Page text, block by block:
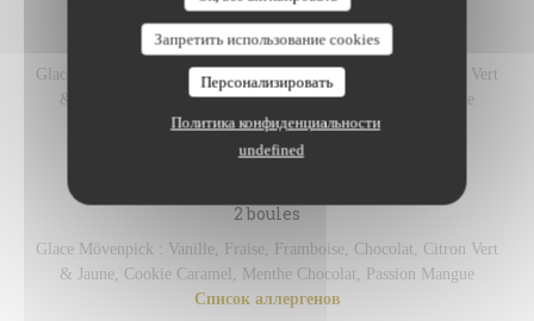
Запретить использование cookies
Персонализировать
Политика конфиденциальности
undefined
1 boule
Glace Mövenpick : Vanille, Fraise, Framboise, Chocolat, Citron Vert
& Jaune, Cookie Caramel, Menthe Chocolat, Passion Mangue
Список аллергенов
4,00 EUR
2 boules
Glace Mövenpick : Vanille, Fraise, Framboise, Chocolat, Citron Vert
& Jaune, Cookie Caramel, Menthe Chocolat, Passion Mangue
Список аллергенов